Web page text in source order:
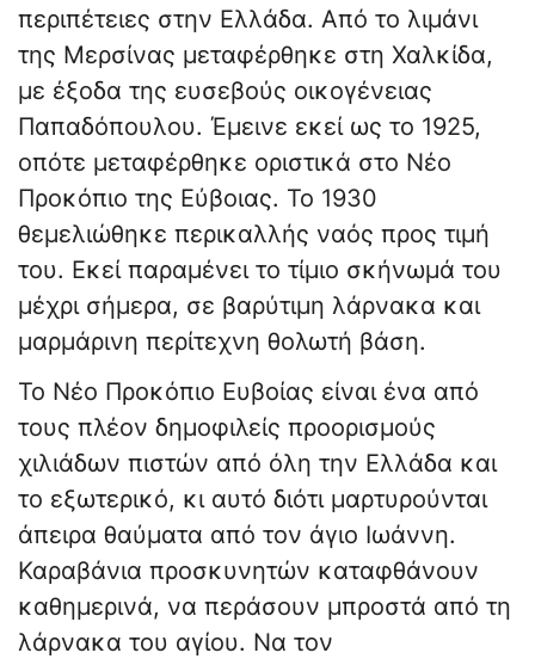
περιπέτειες στην Ελλάδα. Από το λιμάνι
της Μερσίνας μεταφέρθηκε στη Χαλκίδα,
με έξοδα της ευσεβούς οικογένειας
Παπαδόπουλου. Έμεινε εκεί ως το 1925,
οπότε μεταφέρθηκε οριστικά στο Νέο
Προκόπιο της Εύβοιας. Το 1930
θεμελιώθηκε περικαλλής ναός προς τιμή
του. Εκεί παραμένει το τίμιο σκήνωμά του
μέχρι σήμερα, σε βαρύτιμη λάρνακα και
μαρμάρινη περίτεχνη θολωτή βάση.
Το Νέο Προκόπιο Ευβοίας είναι ένα από
τους πλέον δημοφιλείς προορισμούς
χιλιάδων πιστών από όλη την Ελλάδα και
το εξωτερικό, κι αυτό διότι μαρτυρούνται
άπειρα θαύματα από τον άγιο Ιωάννη.
Καραβάνια προσκυνητών καταφθάνουν
καθημερινά, να περάσουν μπροστά από τη
λάρνακα του αγίου. Να τον